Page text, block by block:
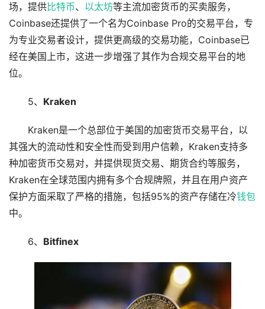
场，提供比特币、 以太坊等主流加密货币的买卖服务，
Coinbase还提供了一个名为Coinbase Pro的交易平台，专
为专业交易者设计，提供更高级的交易功能，Coinbase已
经在美国上市，这进一步增强了其作为合规交易平台的地
位。
5、 Kraken
Kraken是一个总部位于美国的加密货币交易平台，以
其强大的流动性和安全性而受到用户信赖，Kraken支持多
种加密货币交易对，并提供现货交易、期货合约等服务，
Kraken在全球范围内拥有多个合规牌照，并且在用户资产
保护方面采取了严格的措施，包括95%的资产存储在冷钱包
中。
6、 Bitfinex